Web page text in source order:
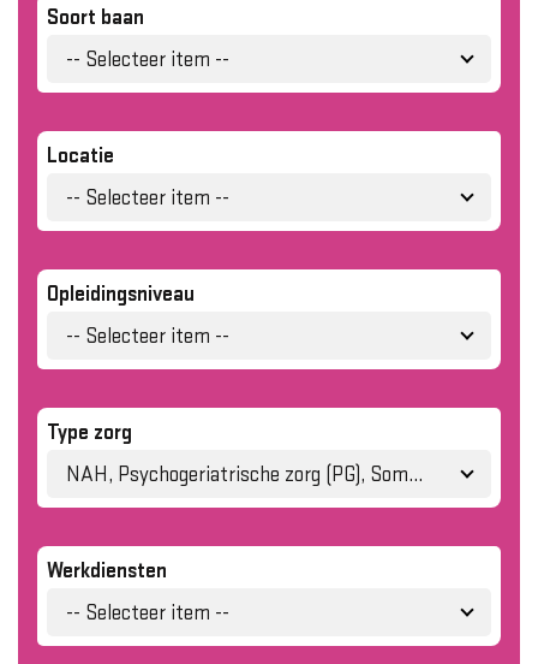
Soort baan
-- Selecteer item --
Locatie
-- Selecteer item --
Opleidingsniveau
-- Selecteer item --
Type zorg
NAH, Psychogeriatrische zorg (PG), Somatische zorg
Werkdiensten
-- Selecteer item --